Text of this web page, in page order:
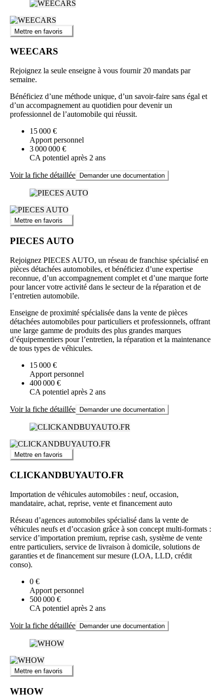
Mettre en favoris
WEECARS
Rejoignez la seule enseigne à vous fournir 20 mandats par
semaine.
Bénéficiez d’une méthode unique, d’un savoir-faire sans égal et
d’un accompagnement au quotidien pour devenir un
professionnel de l’automobile qui réussit.
15 000 €
Apport personnel
3 000 000 €
CA potentiel après 2 ans
Voir la fiche détaillée Demander une documentation
Mettre en favoris
PIECES AUTO
Rejoignez PIECES AUTO, un réseau de franchise spécialisé en
pièces détachées automobiles, et bénéficiez d’une expertise
reconnue, d’un accompagnement complet et d’une marque forte
pour lancer votre activité dans le secteur de la réparation et de
l’entretien automobile.
Enseigne de proximité spécialisée dans la vente de pièces
détachées automobiles pour particuliers et professionnels, offrant
une large gamme de produits des plus grandes marques
d’équipementiers pour l’entretien, la réparation et la maintenance
de tous types de véhicules.
15 000 €
Apport personnel
400 000 €
CA potentiel après 2 ans
Voir la fiche détaillée Demander une documentation
Mettre en favoris
CLICKANDBUYAUTO.FR
Importation de véhicules automobiles : neuf, occasion,
mandataire, achat, reprise, vente et financement auto
Réseau d’agences automobiles spécialisé dans la vente de
véhicules neufs et d’occasion grâce à son concept multi-formats :
service d’importation premium, reprise cash, système de vente
entre particuliers, service de livraison à domicile, solutions de
garanties et de financement sur mesure (LOA, LLD, crédit
conso).
0 €
Apport personnel
500 000 €
CA potentiel après 2 ans
Voir la fiche détaillée Demander une documentation
Mettre en favoris
WHOW